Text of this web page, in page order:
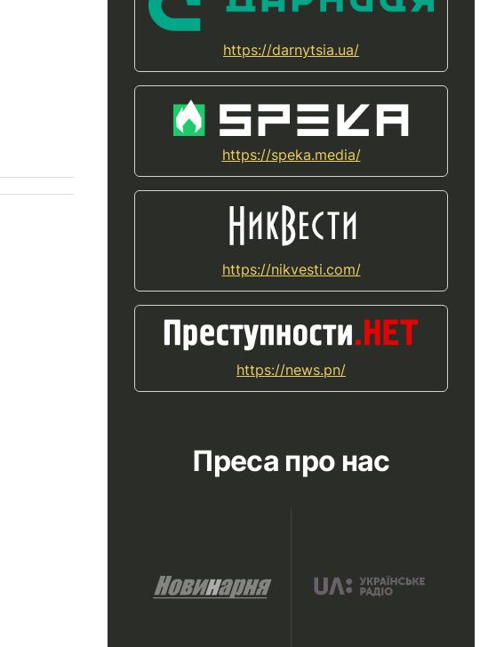
https://darnytsia.ua/
https://speka.media/
https://nikvesti.com/
https://news.pn/
Преса про нас